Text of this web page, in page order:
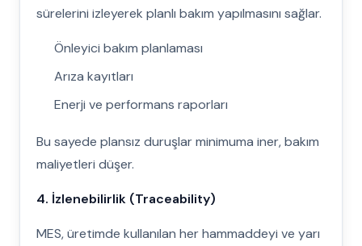
sürelerini izleyerek planlı bakım yapılmasını sağlar.
Önleyici bakım planlaması
Arıza kayıtları
Enerji ve performans raporları
Bu sayede plansız duruşlar minimuma iner, bakım
maliyetleri düşer.
4. İzlenebilirlik (Traceability)
MES, üretimde kullanılan her hammaddeyi ve yarı